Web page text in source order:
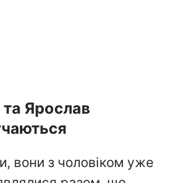
та Ярослав
вони з чоловіком уже